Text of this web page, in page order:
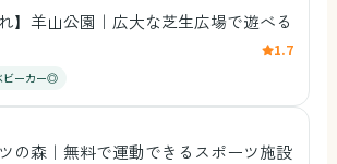
れ】羊山公園｜広大な芝生広場で遊べる
1.7
ビーカー◎
の森｜無料で運動できるスポーツ施設